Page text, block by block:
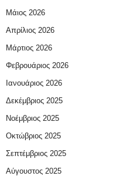
Μάιος 2026
Απρίλιος 2026
Μάρτιος 2026
Φεβρουάριος 2026
Ιανουάριος 2026
Δεκέμβριος 2025
Νοέμβριος 2025
Οκτώβριος 2025
Σεπτέμβριος 2025
Αύγουστος 2025